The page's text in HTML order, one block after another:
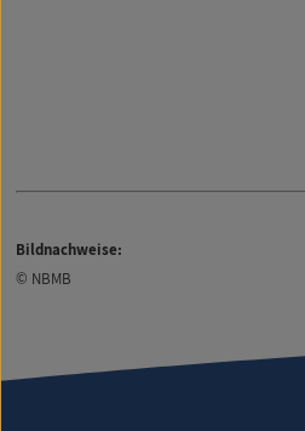
Bildnachweise:
© NBMB